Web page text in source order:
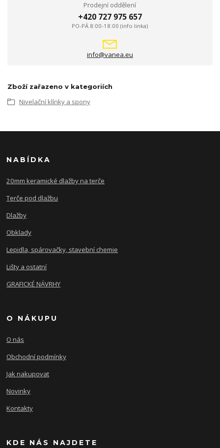
Prodejní oddělení
+420 727 975 657
PO-PÁ 8:00-18:00 (info linka)
info@vanea.eu
Zboží zařazeno v kategoriích
Nivelační klínky a spony
NABÍDKA
20mm keramické dlažby na terče
Terče pod dlažbu
Dlažby
Obklady
Lepidla, spárovačky, stavební chemie
Lišty a ostatní
GRAFICKÉ NÁVRHY
O NÁKUPU
O nás
Obchodní podmínky
Jak nakupovat
Novinky
Kontakty
KDE NÁS NAJDETE